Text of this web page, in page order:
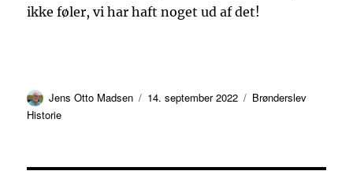
ikke føler, vi har haft noget ud af det!
Forfatter
Jens Otto Madsen Udgivet
14. september 2022 Kategorier
Brønderslev
Historie